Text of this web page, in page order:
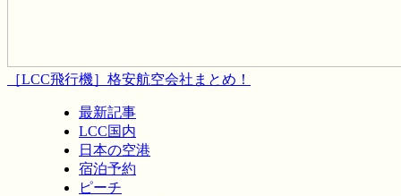
［LCC飛行機］格安航空会社まとめ！
最新記事
LCC国内
日本の空港
宿泊予約
ピーチ